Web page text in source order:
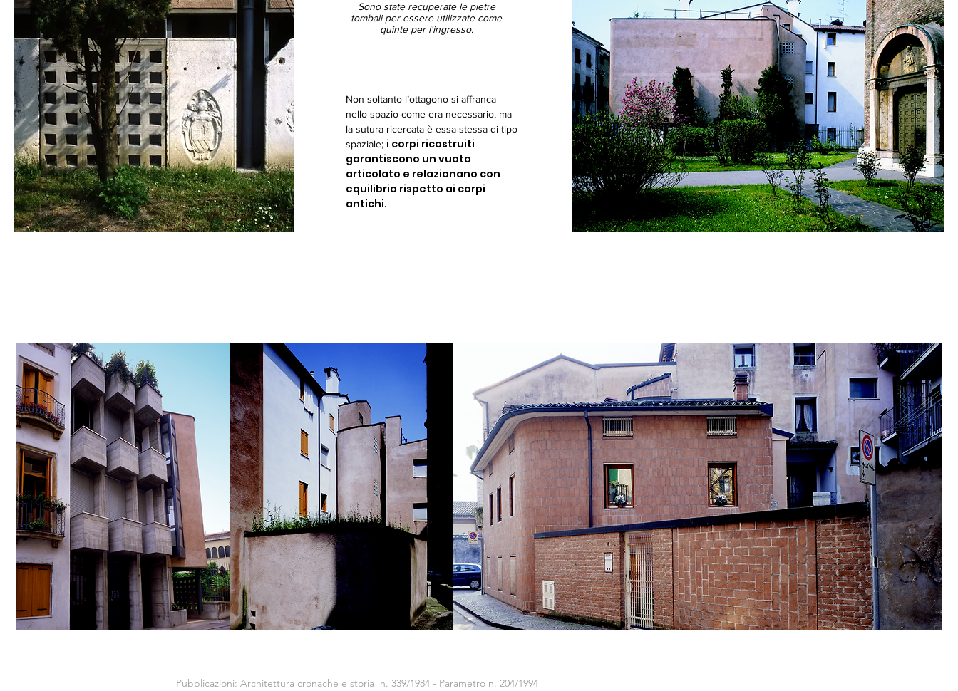
Sono state recuperate le pietre
tombali per essere utilizzate come
quinte per l'ingresso.
Non soltanto l’ottagono si affranca
nello spazio come era necessario, ma
la sutura ricercata è essa stessa di tipo
spaziale; i corpi ricostruiti
garantiscono un vuoto
articolato e relazionano con
equilibrio rispetto ai corpi
antichi.
Pubblicazioni: Architettura cronache e storia n. 339/1984 - Parametro n. 204/1994